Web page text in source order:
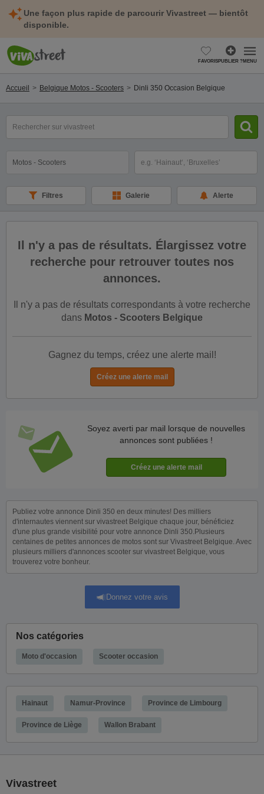
Une façon plus rapide de parcourir Vivastreet — bientôt
disponible.
FAVORISPUBLIER ?MENU
Accueil Belgique Motos - Scooters Dinli 350 Occasion Belgique
un
modèle,
marque,
Filtres Galerie Alerte
Il n'y a pas de résultats. Élargissez votre
recherche pour retrouver toutes nos
annonces.
Il n'y a pas de résultats correspondants à votre recherche
dans Motos - Scooters Belgique
Gagnez du temps, créez une alerte mail!
Soyez averti par mail lorsque de nouvelles
annonces sont publiées !
Publiez votre annonce Dinli 350 en deux minutes! Des milliers
d'internautes viennent sur vivastreet Belgique chaque jour, bénéficiez
d'une plus grande visibilité pour votre annonce Dinli 350.Plusieurs
centaines de petites annonces de motos sont sur Vivastreet Belgique. Avec
plusieurs milliers d'annonces scooter sur vivastreet Belgique, vous
trouverez votre bonheur.
Donnez votre avis
Nos catégories
Moto d'occasion Scooter occasion
Hainaut Namur-Province Province de Limbourg
Province de Liège Wallon Brabant
Vivastreet